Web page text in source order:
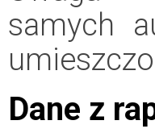
samych
Dane z